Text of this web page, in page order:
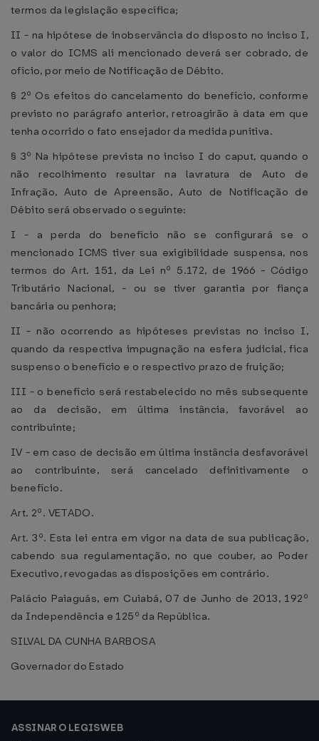
termos da legislação específica;
II - na hipótese de inobservância do disposto no inciso I,
o valor do ICMS ali mencionado deverá ser cobrado, de
ofício, por meio de Notificação de Débito.
§ 2º Os efeitos do cancelamento do benefício, conforme
previsto no parágrafo anterior, retroagirão à data em que
tenha ocorrido o fato ensejador da medida punitiva.
§ 3º Na hipótese prevista no inciso I do caput, quando o
não recolhimento resultar na lavratura de Auto de
Infração, Auto de Apreensão, Auto de Notificação de
Débito será observado o seguinte:
I - a perda do benefício não se configurará se o
mencionado ICMS tiver sua exigibilidade suspensa, nos
termos do Art. 151, da Lei nº 5.172, de 1966 - Código
Tributário Nacional, - ou se tiver garantia por fiança
bancária ou penhora;
II - não ocorrendo as hipóteses previstas no inciso I,
quando da respectiva impugnação na esfera judicial, fica
suspenso o benefício e o respectivo prazo de fruição;
III - o benefício será restabelecido no mês subsequente
ao da decisão, em última instância, favorável ao
contribuinte;
IV - em caso de decisão em última instância desfavorável
ao contribuinte, será cancelado definitivamente o
benefício.
Art. 2º. VETADO.
Art. 3º. Esta lei entra em vigor na data de sua publicação,
cabendo sua regulamentação, no que couber, ao Poder
Executivo, revogadas as disposições em contrário.
Palácio Paiaguás, em Cuiabá, 07 de Junho de 2013, 192º
da Independência e 125º da República.
SILVAL DA CUNHA BARBOSA
Governador do Estado
ASSINAR O LEGISWEB